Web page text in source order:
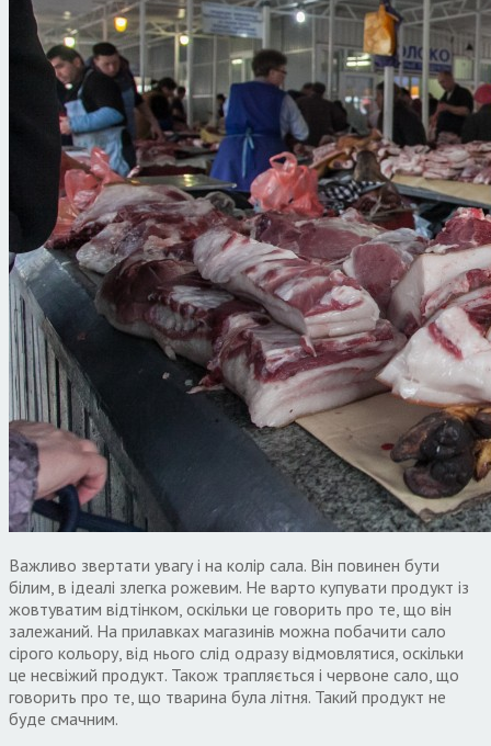
Важливо звертати увагу і на колір сала. Він повинен бути
білим, в ідеалі злегка рожевим. Не варто купувати продукт із
жовтуватим відтінком, оскільки це говорить про те, що він
залежаний. На прилавках магазинів можна побачити сало
сірого кольору, від нього слід одразу відмовлятися, оскільки
це несвіжий продукт. Також трапляється і червоне сало, що
говорить про те, що тварина була літня. Такий продукт не
буде смачним.